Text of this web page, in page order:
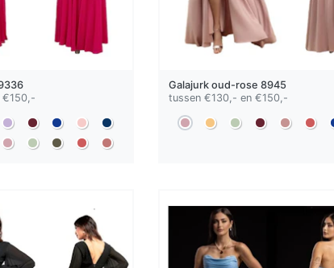
€150,-
Galajurk oud-rose 8945
tussen €130,- en €150,-